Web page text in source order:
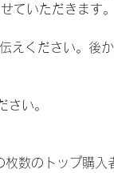
ていただきます。
えください。後
い。
数のトップ購入